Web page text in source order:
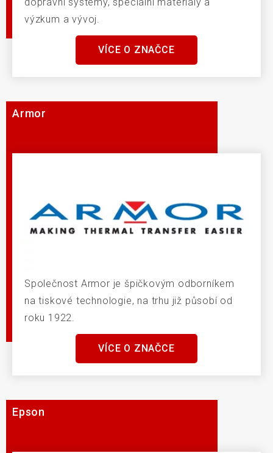
výzkum a vývoj.
VÍCE O ZNAČCE
Armor
Společnost Armor je špičkovým odborníkem
na tiskové technologie, na trhu již působí od
roku 1922.
VÍCE O ZNAČCE
Epson